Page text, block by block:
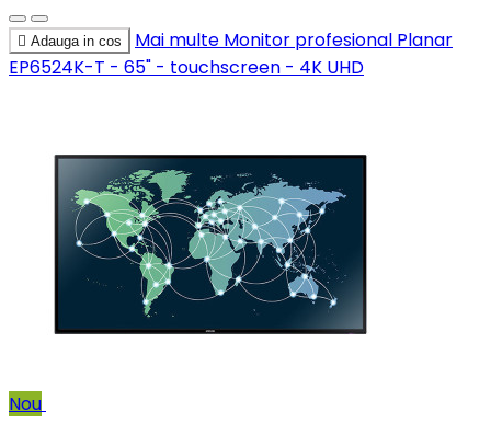
 Adauga in cos Mai multe Monitor profesional Planar
EP6524K-T - 65" - touchscreen - 4K UHD
Nou